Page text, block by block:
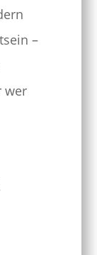
–
wer